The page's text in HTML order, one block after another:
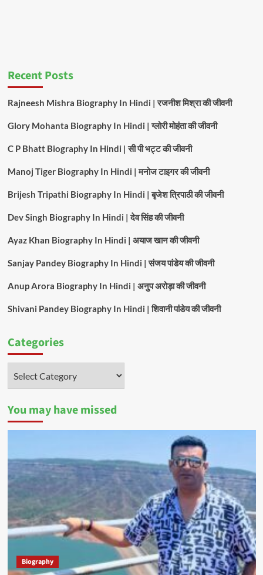
Recent Posts
Rajneesh Mishra Biography In Hindi | रजनीश मिश्रा की जीवनी
Glory Mohanta Biography In Hindi | ग्लोरी मोहंता की जीवनी
C P Bhatt Biography In Hindi | सी पी भट्ट की जीवनी
Manoj Tiger Biography In Hindi | मनोज टाइगर की जीवनी
Brijesh Tripathi Biography In Hindi | बृजेश त्रिपाठी की जीवनी
Dev Singh Biography In Hindi | देव सिंह की जीवनी
Ayaz Khan Biography In Hindi | अयाज खान की जीवनी
Sanjay Pandey Biography In Hindi | संजय पांडेय की जीवनी
Anup Arora Biography In Hindi | अनुप अरोड़ा की जीवनी
Shivani Pandey Biography In Hindi | शिवानी पांडेय की जीवनी
Categories
You may have missed
Biography